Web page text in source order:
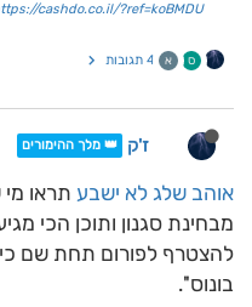
cashdo.co.il/?ref=koBMDU
ס א 4 תגובות
ז'ק 👑 מלך ההימורים
אוהב שלג לא ישבע תראו
מבחינת סגנון ותוכן הכי
להצטרף לפורום תחת שם
בונוס''.